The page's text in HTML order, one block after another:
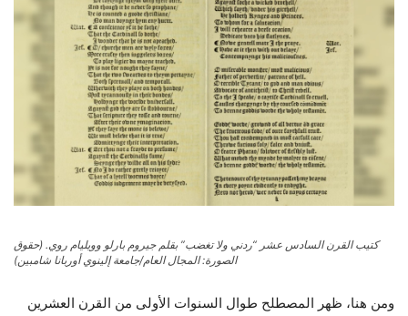
كتيب القرن السادس عشر “ردني ولا تغضب” بقلم جيروم بارلو وويليام روي. (حقوق
الصورة: المجال العام/جامعة إلينوي أوربانا شامبين)
ومن هنا، ظهر المصطلح طوال السنوات الأولى من القرن العشرين